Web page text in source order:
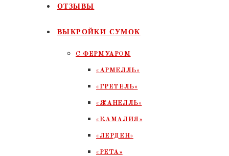
ОТЗЫВЫ
ВЫКРОЙКИ СУМОК
С ФЕРМУАРОМ
«АРМЕЛЛЬ»
«ГРЕТЕЛЬ»
«ЖАНЕЛЛЬ»
«КАМАЛИЯ»
«ЛЕРДЕН»
«РЕТА»